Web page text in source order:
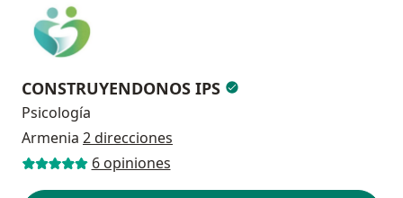
CONSTRUYENDONOS IPS
Psicología
Armenia 2 direcciones
6 opiniones